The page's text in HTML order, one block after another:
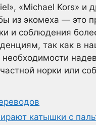
«Michael Kors» и
из экомеха — это
и соблюдения
так как в
необходимости
норки или
катышки с